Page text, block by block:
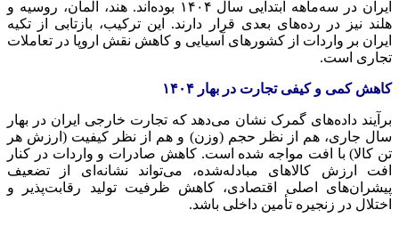
ایران در سه‌ماهه ابتدایی سال ۱۴۰۴ بوده‌اند. هند، آلمان، روسیه و
هلند نیز در رده‌های بعدی قرار دارند. این ترکیب، بازتابی از تکیه
ایران بر واردات از کشورهای آسیایی و کاهش نقش اروپا در تعاملات
تجاری است.
کاهش کمی و کیفی تجارت در بهار ۱۴۰۴
برآیند داده‌های گمرک نشان می‌دهد که تجارت خارجی ایران در بهار
سال جاری، هم از نظر حجم (وزن) و هم از نظر کیفیت (ارزش هر
تن کالا) با افت مواجه شده است. کاهش صادرات و واردات در کنار
افت ارزش کالاهای مبادله‌شده، می‌تواند نشانه‌ای از تضعیف
پیشران‌های اصلی اقتصادی، کاهش ظرفیت تولید رقابت‌پذیر و
اختلال در زنجیره تأمین داخلی باشد.